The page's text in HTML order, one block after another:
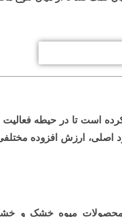
است تا در حیطه فعالیت
اصلی، ارزش‌ افزوده‌
میوه خشک و